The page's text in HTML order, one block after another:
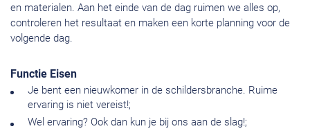
en materialen. Aan het einde van de dag ruimen we alles op,
controleren het resultaat en maken een korte planning voor de
volgende dag.
Functie Eisen
Je bent een nieuwkomer in de schildersbranche. Ruime
ervaring is niet vereist!;
Wel ervaring? Ook dan kun je bij ons aan de slag!;